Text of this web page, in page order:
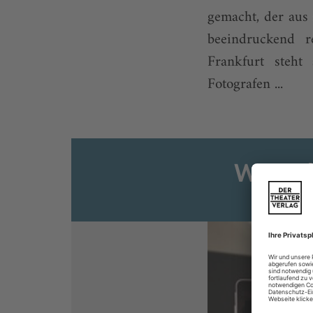
gemacht, der
beeindruckend
Frankfurt
Fotografen ...
Sie